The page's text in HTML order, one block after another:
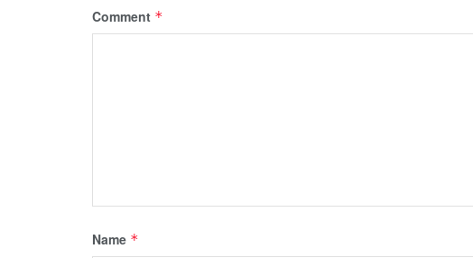
Comment *
Name *